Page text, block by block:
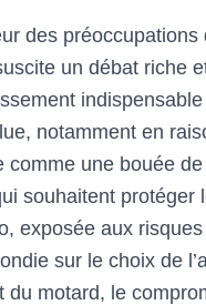
des préoccupations
un débat riche
notamment en
comme une bouée
souhaitent protéger
exposée aux
sur le choix de
du motard, le